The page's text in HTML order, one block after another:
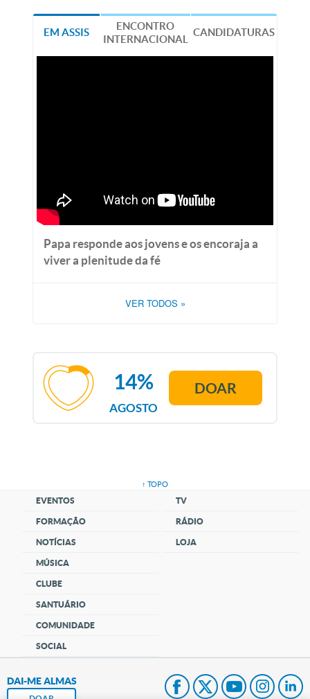
EM ASSIS
ENCONTRO
INTERNACIONAL
CANDIDATURAS
Papa responde aos jovens e os encoraja a
viver a plenitude da fé
VER TODOS »
AGOSTO
14% DOAR
↑ TOPO
EVENTOS
FORMAÇÃO
NOTÍCIAS
MÚSICA
CLUBE
SANTUÁRIO
COMUNIDADE
SOCIAL
TV
RÁDIO
LOJA
DAI-ME ALMAS